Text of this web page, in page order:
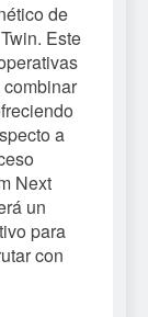
de
Este
a
Next
un
para
con